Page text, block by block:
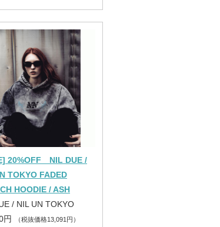
20%OFF NIL DUE /
TOKYO FADED
HOODIE / ASH
/ NIL UN TOKYO
円
（税抜価格13,091円）